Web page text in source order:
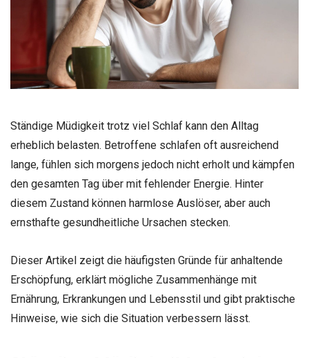
Ständige Müdigkeit trotz viel Schlaf kann den Alltag
erheblich belasten. Betroffene schlafen oft ausreichend
lange, fühlen sich morgens jedoch nicht erholt und kämpfen
den gesamten Tag über mit fehlender Energie. Hinter
diesem Zustand können harmlose Auslöser, aber auch
ernsthafte gesundheitliche Ursachen stecken.
Dieser Artikel zeigt die häufigsten Gründe für anhaltende
Erschöpfung, erklärt mögliche Zusammenhänge mit
Ernährung, Erkrankungen und Lebensstil und gibt praktische
Hinweise, wie sich die Situation verbessern lässt.